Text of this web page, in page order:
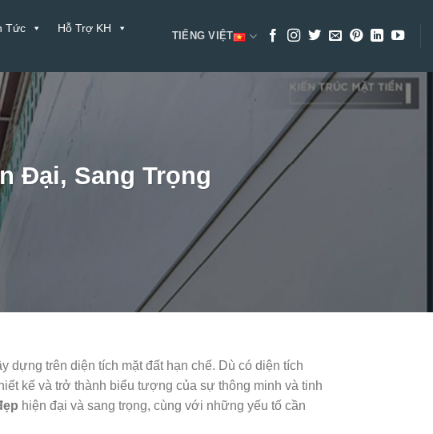
Tức Hỗ Trợ KH
TIẾNG VIỆT
Đại, Sang Trọng
dựng trên diện tích mặt đất hạn chế. Dù có diện tích
kế và trở thành biểu tượng của sự thông minh và tinh
hiện đại và sang trọng, cùng với những yếu tố cần